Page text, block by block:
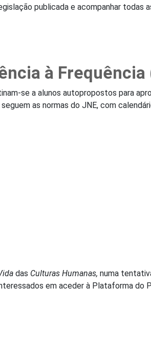
publicada e acompanhar todas
à Frequência
se a alunos autopropostos para
as normas do JNE, com
das Culturas Humanas, numa
em aceder à Plataforma do